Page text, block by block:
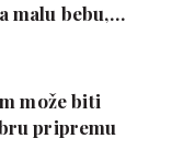
malu bebu, a
može biti
pripremu